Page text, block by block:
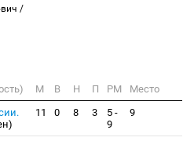
/
М В Н П РМ
Место
11 0 8 3
5 -
9
9